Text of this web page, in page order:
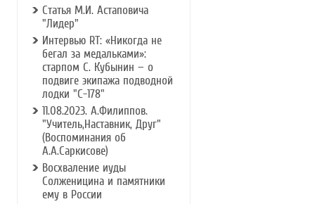
Статья М.И. Астаповича
"Лидер"
Интервью RT: «Никогда не
бегал за медальками»:
старпом С. Кубынин — о
подвиге экипажа подводной
лодки "С-178"
11.08.2023. А.Филиппов.
"Учитель,Наставник, Друг"
(Воспоминания об
А.А.Саркисове)
Восхваление иуды
Солженицина и памятники
ему в России